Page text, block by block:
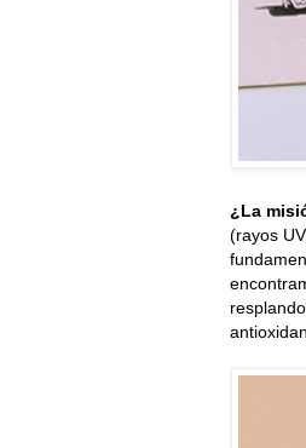
¿La
(rayos